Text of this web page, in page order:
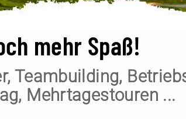
mehr Spaß!
Teambuilding,
Mehrtagestouren ...